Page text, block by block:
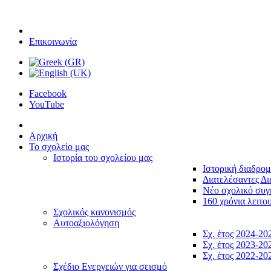
Επικοινωνία
Facebook
YouTube
Αρχική
Το σχολείο μας
Ιστορία του σχολείου μας
Ιστορική
Διατελέσαντες
Νέο σχολικό
160 χρόνια
Σχολικός κανονισμός
Αυτοαξιολόγηση
Σχ. έτος 2024-
Σχ. έτος 2023-
Σχ. έτος 2022-
Σχέδιο Ενεργειών για σεισμό